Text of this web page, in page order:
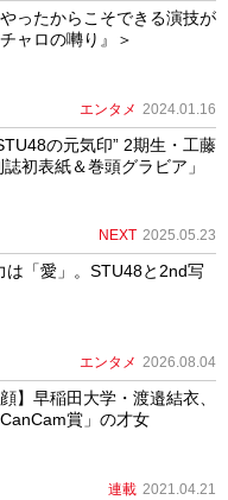
ったからこそできる演技が
ャロの囀り』＞
エンタメ 2024.01.16
の元気印” 2期生・工藤
初表紙＆巻頭グラビア」
NEXT 2025.05.23
は「愛」。STU48と2nd写
エンタメ 2026.08.04
】早稲田大学・渡邉結衣、
賞」の才女
連載 2021.04.21